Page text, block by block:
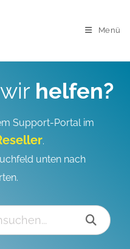
Menü
helfen?
Support-Portal im
.
unten nach